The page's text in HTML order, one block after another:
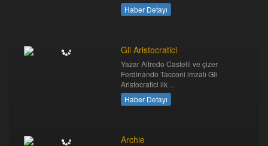
Haber Detayı
Gli Aristocratici
Yazar Alfredo Castelli ve çizer
Ferdinando Tacconi imzalı Gli
Aristocratici ilk ...
Haber Detayı
Archie